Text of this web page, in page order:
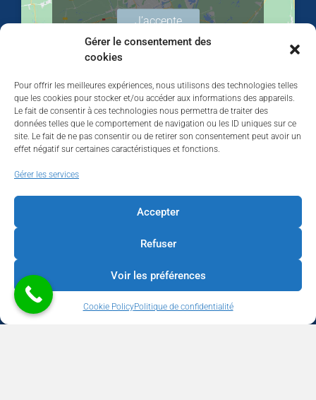
Gérer le consentement des
cookies
Pour offrir les meilleures expériences, nous utilisons des technologies telles
que les cookies pour stocker et/ou accéder aux informations des appareils.
Le fait de consentir à ces technologies nous permettra de traiter des
données telles que le comportement de navigation ou les ID uniques sur ce
site. Le fait de ne pas consentir ou de retirer son consentement peut avoir un
effet négatif sur certaines caractéristiques et fonctions.
Gérer les services
Accepter
Refuser
Voir les préférences
Cookie PolicyPolitique de confidentialité
J’accepte
LES BÂTISSEURS DE LIÈGE
Par le Walhardent